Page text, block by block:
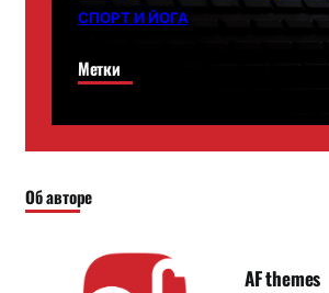
СПОРТ И ЙОГА
Метки
Об авторе
AF themes